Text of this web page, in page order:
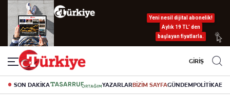
Yeni nesil dijital abonelik!
Aylık 19 TL’ den
başlayan fiyatlarla.
GİRİŞ
SON DAKİKA YAZARLARBİZİM SAYFAGÜNDEMPOLİTİKA